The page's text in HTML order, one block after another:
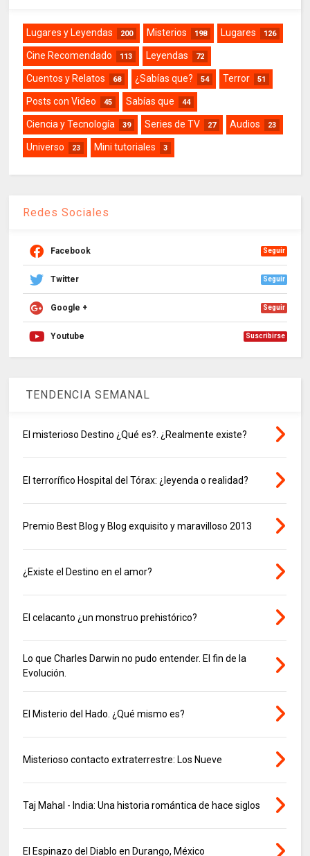
Lugares y Leyendas 200 Misterios 198 Lugares 126
Cine Recomendado 113 Leyendas 72
Cuentos y Relatos 68 ¿Sabías que? 54 Terror 51
Posts con Video 45 Sabías que 44
Ciencia y Tecnología 39 Series de TV 27 Audios 23
Universo 23 Mini tutoriales 3
Redes Sociales
Facebook Seguir
Twitter Seguir
Google + Seguir
Youtube Suscribirse
TENDENCIA SEMANAL
El misterioso Destino ¿Qué es?. ¿Realmente existe?
El terrorífico Hospital del Tórax: ¿leyenda o realidad?
Premio Best Blog y Blog exquisito y maravilloso 2013
¿Existe el Destino en el amor?
El celacanto ¿un monstruo prehistórico?
Lo que Charles Darwin no pudo entender. El fin de la
Evolución.
El Misterio del Hado. ¿Qué mismo es?
Misterioso contacto extraterrestre: Los Nueve
Taj Mahal - India: Una historia romántica de hace siglos
El Espinazo del Diablo en Durango, México